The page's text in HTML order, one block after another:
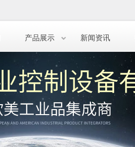
产品展示 新闻资讯